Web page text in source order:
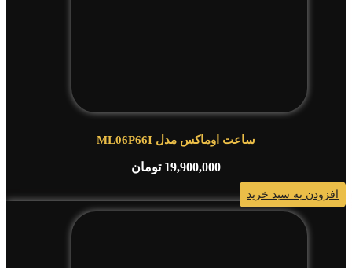
ساعت اوماکس مدل ML06P66I
19,900,000 تومان
افزودن به سبد خرید